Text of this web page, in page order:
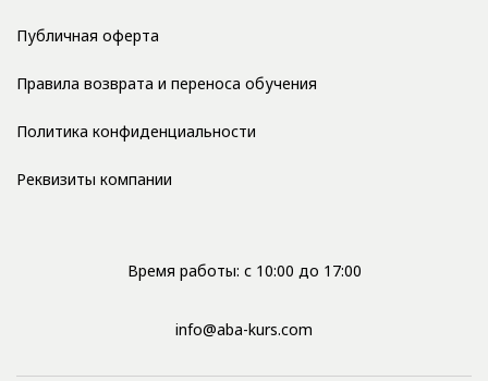
Публичная оферта
Правила возврата и переноса обучения
Политика конфиденциальности
Реквизиты компании
Время работы: с 10:00 до 17:00
info@aba-kurs.com